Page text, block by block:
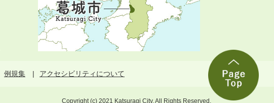
例規集 アクセシビリティについて
Copyright (c) 2021 Katsuragi City. All Rights Reserved.